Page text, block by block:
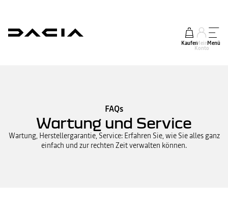
KaufenMein
Konto
Menü
FAQs
Wartung und Service
Wartung, Herstellergarantie, Service: Erfahren Sie, wie Sie alles ganz
einfach und zur rechten Zeit verwalten können.